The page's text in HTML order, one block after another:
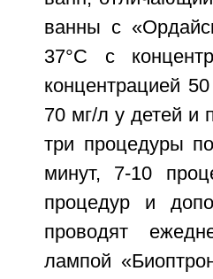
ванны с
37°C с
концентрацией
70 мг/л у детей и
три процедуры
минут, 7-10
процедур и
проводят
лампой